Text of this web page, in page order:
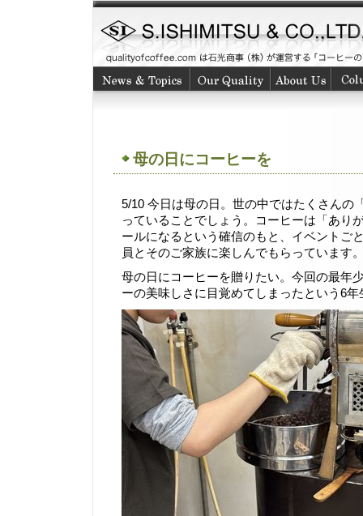
母の日にコーヒーを
5/10 今日は母の日。世の中ではたくさんの
っていることでしょう。コーヒーは「あり
ールになるという確信のもと、イベントご
員とそのご家族に楽しんでもらっています
母の日にコーヒーを贈りたい。今回の最年
ーの美味しさに目覚めてしまったという6